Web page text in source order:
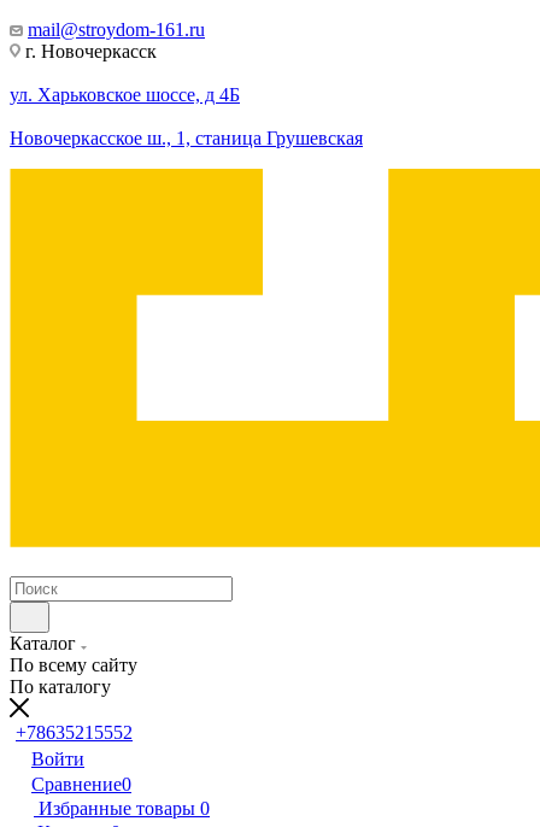
mail@stroydom-161.ru
г. Новочеркасск
ул. Харьковское шоссе, д 4Б
Новочеркасское ш., 1, станица Грушевская
Каталог
По всему сайту
По каталогу
+78635215552
Войти
Сравнение0
Избранные товары 0